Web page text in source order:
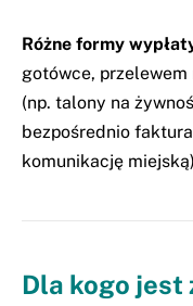
Różne formy
gotówce, przelewem
(np. talony na
bezpośrednio
komunikację
Dla kogo jest